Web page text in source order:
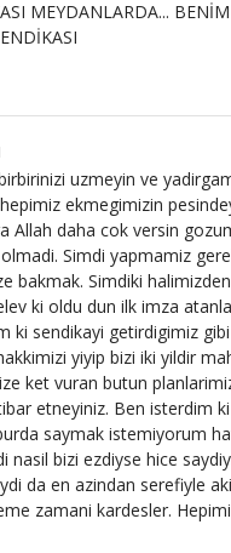
MEYDANLARDA...
uzmeyin ve
ekmegimizin
Allah daha cok versin
Simdi yapmamiz
bakmak. Simdiki
ki oldu dun ilk imza
ki sendikayi getirdigimiz
yiyip bizi iki yildir
ket vuran butun
etneyiniz. Ben isterdim
saymak istemiyorum
nasil bizi ezdiyse hice
da en azindan serefiyle
zamani kardesler.